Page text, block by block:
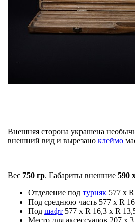
Внешняя сторона украшена
внешний вид и вырезано клеймо
Вес 750 гр. Габариты внешние 590
Отделение под турняк 577 х
Под среднюю часть 577 х R
Под шафт 577 х R 16,3 х R
Место для аксессуаров 207 х